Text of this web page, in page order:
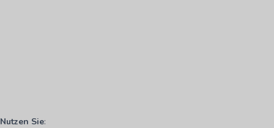
Nutzen Sie: